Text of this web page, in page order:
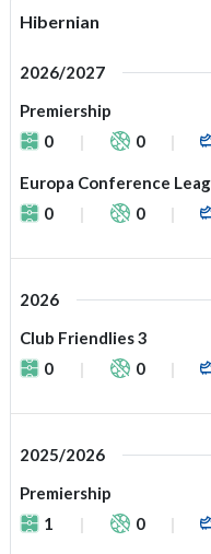
Hibernian
2026/2027
Premiership
0
0
Europa Conference
0
0
2026
Club Friendlies 3
0
0
2025/2026
Premiership
1
0